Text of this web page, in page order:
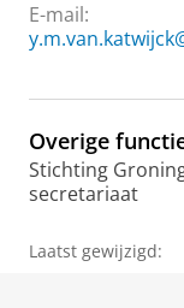
E-mail:
Overige
Stichting
secretariaat
Laatst gewijzigd: